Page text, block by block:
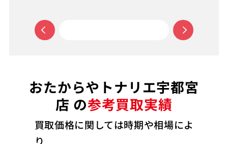
おたからやトナリエ宇都宮
店 の参考買取実績
買取価格に関しては時期や相場によ
り